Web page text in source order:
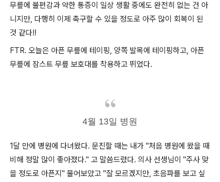
무릎에 불편감과 약한 통증이 일상 생활 중에도 완전히 없는 건 아
니지만, 다행히 이제 축구할 수 있을 정도로 아주 많이 회복이 된
것 같다!!
FTR. 오늘은 아픈 무릎에 테이핑, 양쪽 발목에 테이핑하고, 아픈
무릎에 잠스트 무릎 보호대를 착용하고 뛰었다.
4월 13일 병원
1달 만에 병원에 다녀왔다. 문진할 때는 내가 "처음 병원에 왔을 때
비해 정말 많이 좋아졌다." 고 말씀드렸다. 의사 선생님이 "주사 맞
을 정도로 아픈지" 물어보았고 "잘 모르겠지만, 초음파를 보고 싶